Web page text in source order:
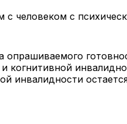
с человеком с
опрашиваемого
когнитивной
инвалидности